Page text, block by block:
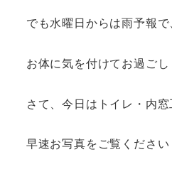
でも水曜日からは雨予報
お体に気を付けてお過ごし
さて、今日はトイレ・内
早速お写真をご覧ください